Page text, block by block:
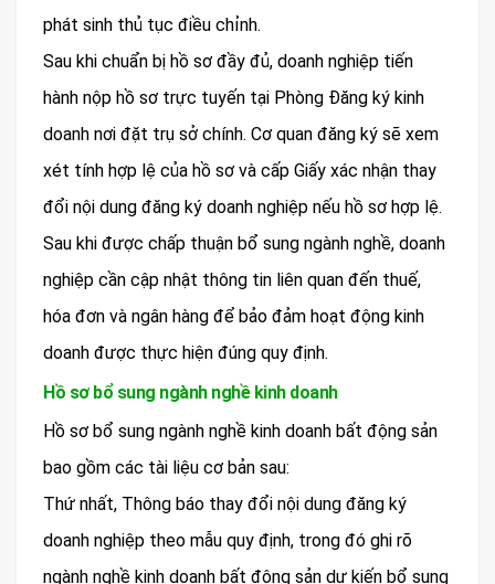
phát sinh thủ tục điều chỉnh.
Sau khi chuẩn bị hồ sơ đầy đủ, doanh nghiệp tiến
hành nộp hồ sơ trực tuyến tại Phòng Đăng ký kinh
doanh nơi đặt trụ sở chính. Cơ quan đăng ký sẽ xem
xét tính hợp lệ của hồ sơ và cấp Giấy xác nhận thay
đổi nội dung đăng ký doanh nghiệp nếu hồ sơ hợp lệ.
Sau khi được chấp thuận bổ sung ngành nghề, doanh
nghiệp cần cập nhật thông tin liên quan đến thuế,
hóa đơn và ngân hàng để bảo đảm hoạt động kinh
doanh được thực hiện đúng quy định.
Hồ sơ bổ sung ngành nghề kinh doanh
Hồ sơ bổ sung ngành nghề kinh doanh bất động sản
bao gồm các tài liệu cơ bản sau:
Thứ nhất, Thông báo thay đổi nội dung đăng ký
doanh nghiệp theo mẫu quy định, trong đó ghi rõ
ngành nghề kinh doanh bất động sản dự kiến bổ sung